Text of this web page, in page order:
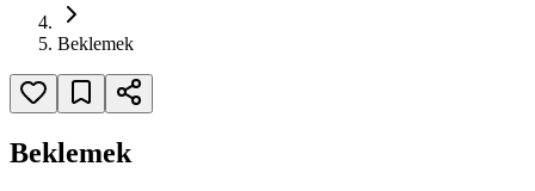
Beklemek
Beklemek